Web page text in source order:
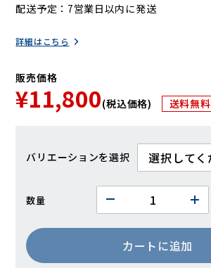
配送予定
7営業日以内に発送
詳細はこちら
販売価格
¥11,800(税込価格) 送料無料
バリエーション
数量
カートに追加